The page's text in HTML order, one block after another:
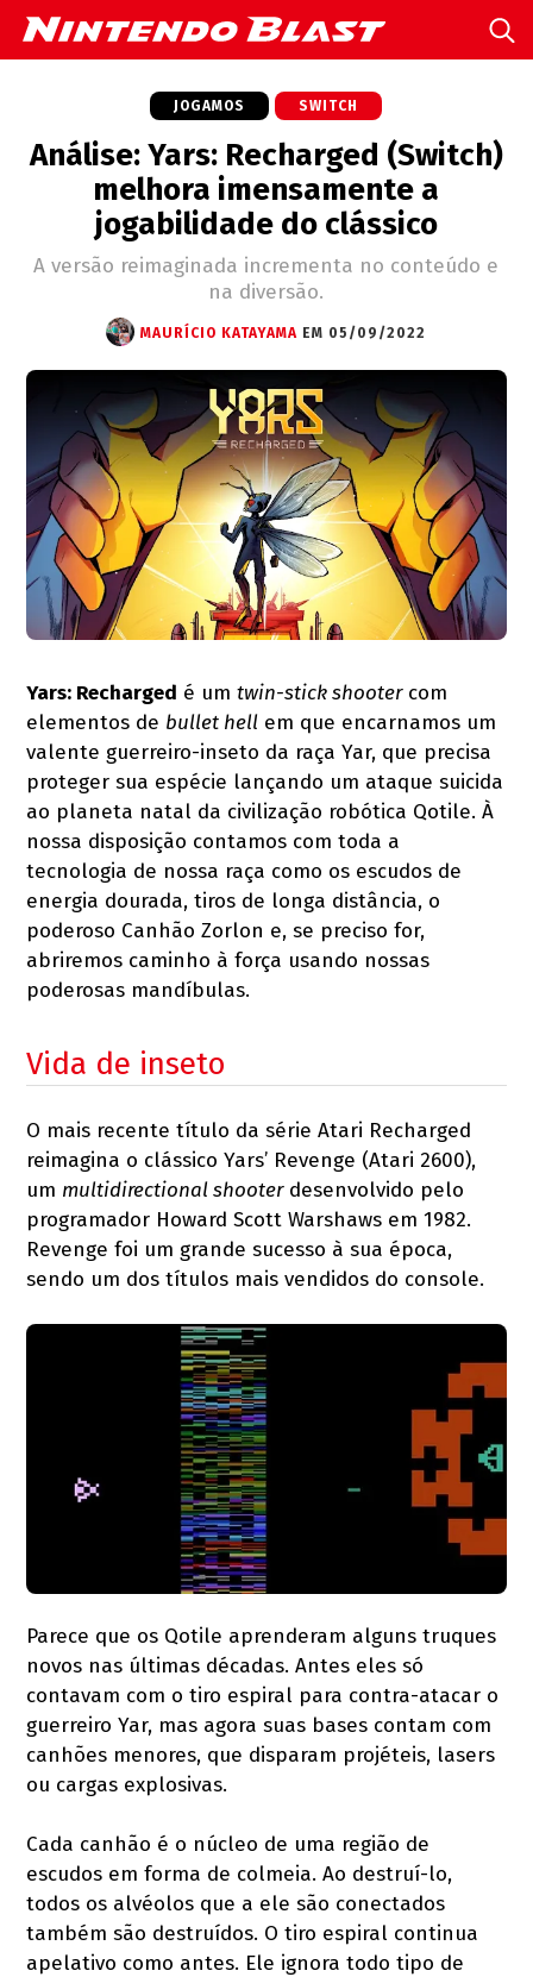
JOGAMOS SWITCH
Análise: Yars: Recharged (Switch)
melhora imensamente a
jogabilidade do clássico
A versão reimaginada incrementa no conteúdo e
na diversão.
MAURÍCIO KATAYAMA EM 05/09/2022
Yars: Recharged é umtwin-stick shootercom
elementos de bullet hell em que encarnamos um
valente guerreiro-inseto da raça Yar, que precisa
proteger sua espécie lançando um ataque suicida
ao planeta natal da civilização robótica Qotile. À
nossa disposição contamos com toda a
tecnologia de nossa raça como os escudos de
energia dourada, tiros de longa distância, o
poderoso Canhão Zorlon e, se preciso for,
abriremos caminho à força usando nossas
poderosas mandíbulas.
Vida de inseto
O mais recente título da série Atari Recharged
reimagina o clássico Yars’ Revenge (Atari 2600),
um multidirectional shooterdesenvolvido pelo
programador Howard Scott Warshaws em 1982.
Revenge foi um grande sucesso à sua época,
sendo um dos títulos mais vendidos do console.
Parece que os Qotile aprenderam alguns truques
novos nas últimas décadas. Antes eles só
contavam com o tiro espiral para contra-atacar o
guerreiro Yar, mas agora suas bases contam com
canhões menores, que disparam projéteis, lasers
ou cargas explosivas.
Cada canhão é o núcleo de uma região de
escudos em forma de colmeia. Ao destruí-lo,
todos os alvéolos que a ele são conectados
também são destruídos. O tiro espiral continua
apelativo como antes. Ele ignora todo tipo de